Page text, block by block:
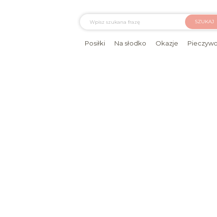
SZUKAJ
Posiłki Na słodko Okazje